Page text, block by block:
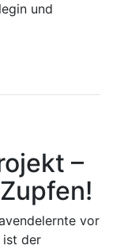
und
–
vor
ist der